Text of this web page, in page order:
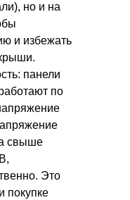
но и на
и избежать
панели
по
а свыше
Это
покупке